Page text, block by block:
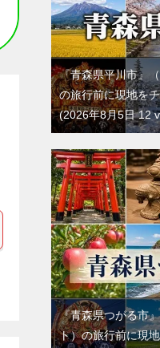
『青森県平川市』
の旅行前に現地を
2026年8月5日 12
『青森県つがる市
ト）の旅行前に現